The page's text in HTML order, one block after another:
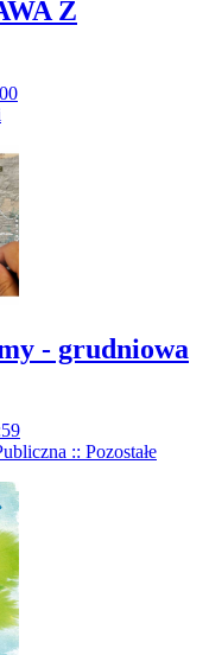
Z
- grudniowa
:: Pozostałe